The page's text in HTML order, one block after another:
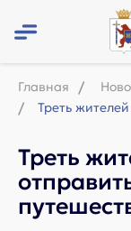
Главная
Треть